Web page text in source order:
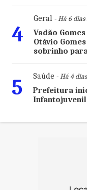
4
Geral- Há 6 dias
Vadão
Otávio
sobrinho
5 Saúde - Há 4
Prefeitura
Infantojuvenil